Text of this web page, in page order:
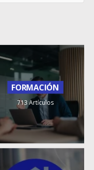
FORMACIÓN
713 Artículos